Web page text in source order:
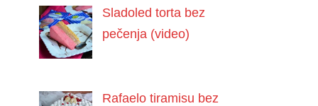
Sladoled torta bez
pečenja (video)
Rafaelo tiramisu bez